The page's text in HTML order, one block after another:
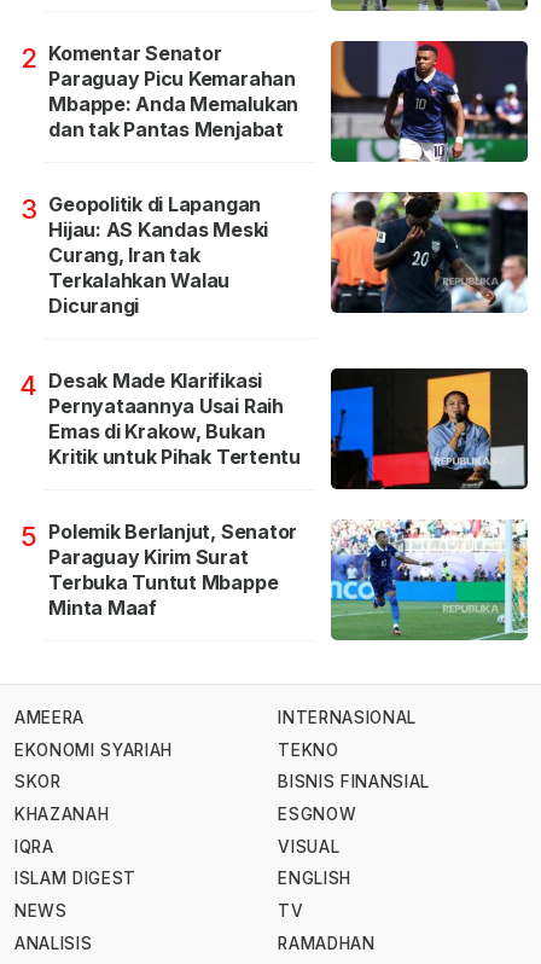
2 Komentar Senator
Paraguay Picu Kemarahan
Mbappe: Anda Memalukan
dan tak Pantas Menjabat
3 Geopolitik di Lapangan
Hijau: AS Kandas Meski
Curang, Iran tak
Terkalahkan Walau
Dicurangi
4 Desak Made Klarifikasi
Pernyataannya Usai Raih
Emas di Krakow, Bukan
Kritik untuk Pihak Tertentu
5 Polemik Berlanjut, Senator
Paraguay Kirim Surat
Terbuka Tuntut Mbappe
Minta Maaf
AMEERA
EKONOMI SYARIAH
SKOR
KHAZANAH
IQRA
ISLAM DIGEST
NEWS
ANALISIS
INTERNASIONAL
TEKNO
BISNIS FINANSIAL
ESGNOW
VISUAL
ENGLISH
TV
RAMADHAN